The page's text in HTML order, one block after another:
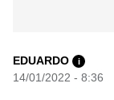
EDUARDO i
14/01/2022 - 8:36